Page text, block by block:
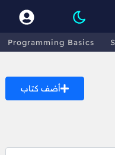
Programming Basics
أضف كتاب